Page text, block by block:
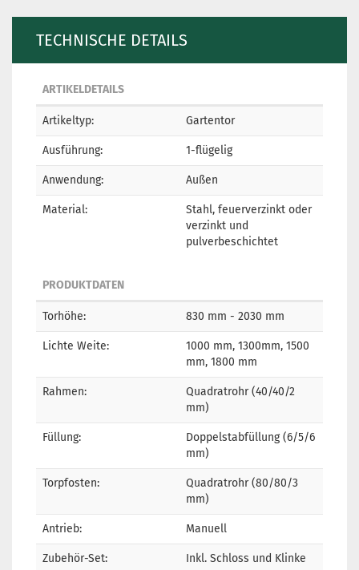
TECHNISCHE DETAILS
ARTIKELDETAILS
Artikeltyp: Gartentor
Ausführung: 1-flügelig
Anwendung: Außen
Material:
Stahl, feuerverzinkt oder
verzinkt und
pulverbeschichtet
PRODUKTDATEN
Torhöhe: 830 mm - 2030 mm
Lichte Weite:
1000 mm, 1300mm, 1500
mm, 1800 mm
Rahmen:
Quadratrohr (40/40/2
mm)
Füllung:
Doppelstabfüllung (6/5/6
mm)
Torpfosten:
Quadratrohr (80/80/3
mm)
Antrieb: Manuell
Zubehör-Set: Inkl. Schloss und Klinke